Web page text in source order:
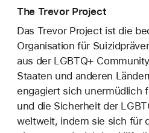
The Trevor Project
Das Trevor Project ist die
Organisation für
aus der LGBTQ+
Staaten und anderen
engagiert sich unermüdlich
und die Sicherheit der
weltweit, indem sie sich für